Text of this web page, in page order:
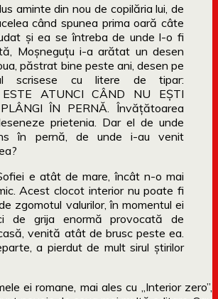
aminte din nou de copilăria lui, de
când spunea prima oară câte
și ea se întreba de unde l-o fi
Moșneguţu i-a arătat un desen
păstrat bine peste ani, desen pe
scrisese cu litere de tipar:
ESTE ATUNCI CÂND NU EȘTI
ÎN PERNĂ. Învăţătoarea
prietenia. Dar el de unde
în pernă, de unde i-au venit
e atât de mare, încât n-o mai
Acest clocot interior nu poate fi
zgomotul valurilor, în momentul ei
de grija enormă provocată de
venită atât de brusc peste ea.
a pierdut de mult sirul știrilor
ei romane, mai ales cu „Interior zero”,